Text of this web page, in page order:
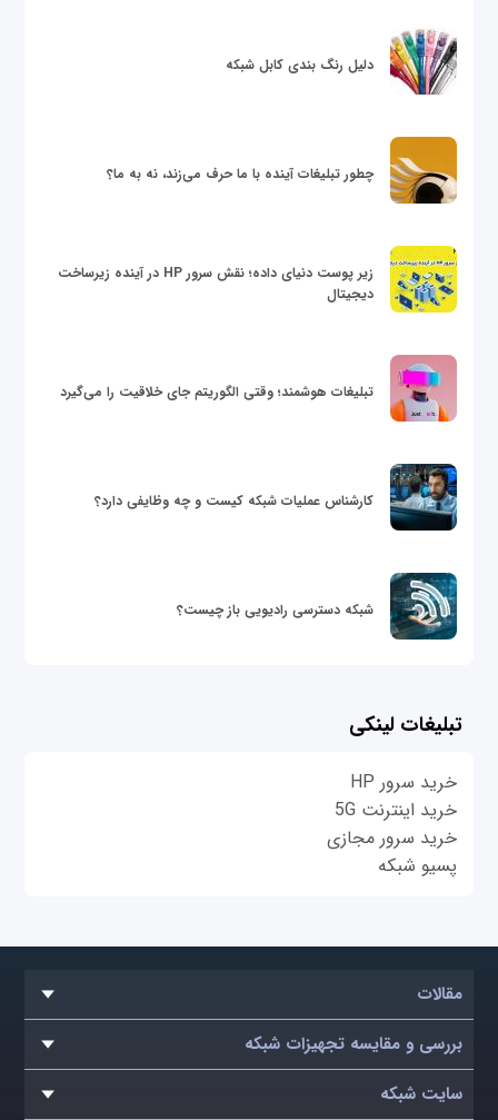
دلیل رنگ بندی کابل شبکه
چطور تبلیغات آینده با ما حرف می‌زند، نه به ما؟
زیر پوست دنیای داده؛ نقش سرور HP در آینده زیرساخت
دیجیتال
تبلیغات هوشمند؛ وقتی الگوریتم جای خلاقیت را می‌گیرد
کارشناس عملیات شبکه کیست و چه وظایفی دارد؟
شبکه دسترسی رادیویی باز چیست؟
تبلیغات لینکی
خرید سرور HP
خرید اینترنت 5G
خرید سرور مجازی
پسیو شبکه
مقالات
بررسی و مقایسه تجهیزات شبکه
سایت شبکه